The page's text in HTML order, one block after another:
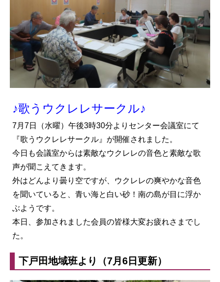
♪歌うウクレレサークル♪
7月7日（水曜）午後3時30分よりセンター会議室にて
『歌うウクレレサークル』が開催されました。
今日も会議室からは素敵なウクレレの音色と素敵な歌
声が聞こえてきます。
外はどんより曇り空ですが、ウクレレの爽やかな音色
を聞いていると、青い海と白い砂！南の島が目に浮か
ぶようです。
本日、参加されました会員の皆様大変お疲れさまでし
た。
下戸田地域班より（7月6日更新）